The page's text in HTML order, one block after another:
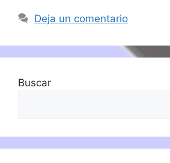
Deja un comentario
Buscar